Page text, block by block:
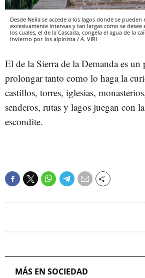
Desde Neila se accede a los lagos donde se
excesivamente intensas y tan largas como se
los cuales, el de la Cascada, congela el agua de la
invierno por los alpinista / A. VIRI
El de la Sierra de la Demanda es un
prolongar tanto como lo haga la
castillos, torres, iglesias,
senderos, rutas y lagos juegan con
escondite.
MÁS EN SOCIEDAD